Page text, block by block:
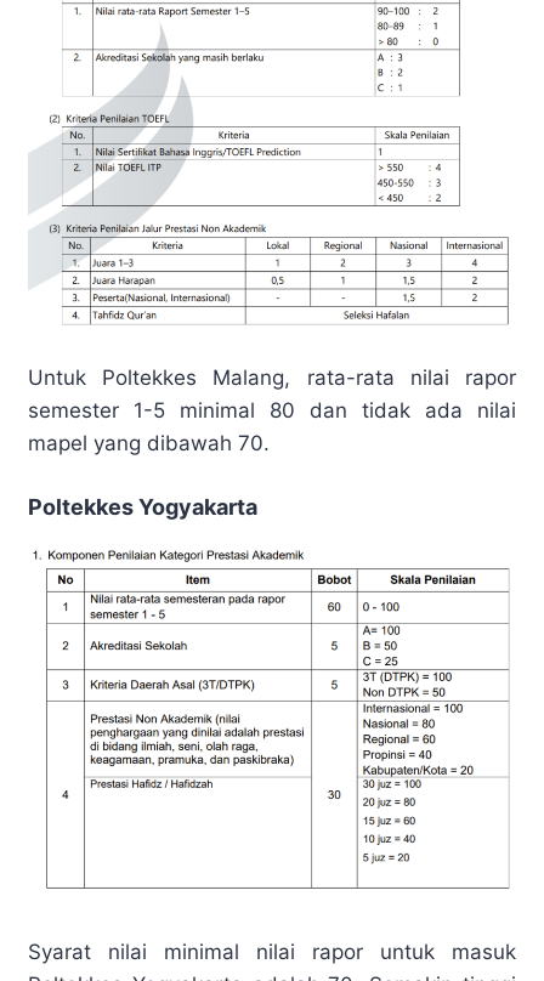
Untuk Poltekkes Malang, rata-rata nilai rapor
semester 1-5 minimal 80 dan tidak ada nilai
mapel yang dibawah 70.
Poltekkes Yogyakarta
Syarat nilai minimal nilai rapor untuk masuk